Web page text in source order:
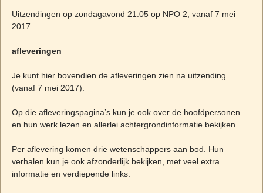
Uitzendingen op zondagavond 21.05 op NPO 2, vanaf 7 mei
2017.
afleveringen
Je kunt hier bovendien de afleveringen zien na uitzending
(vanaf 7 mei 2017).
Op die afleveringspagina’s kun je ook over de hoofdpersonen
en hun werk lezen en allerlei achtergrondinformatie bekijken.
Per aflevering komen drie wetenschappers aan bod. Hun
verhalen kun je ook afzonderlijk bekijken, met veel extra
informatie en verdiepende links.